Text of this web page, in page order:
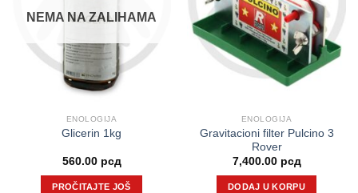
NEMA NA ZALIHAMA
ENOLOGIJA
Glicerin 1kg
560.00 рсд
PROČITAJTE JOŠ
ENOLOGIJA
Gravitacioni filter Pulcino 3
Rover
7,400.00 рсд
DODAJ U KORPU